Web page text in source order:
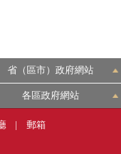
省（區市）政府網站
各區政府網站
郵箱